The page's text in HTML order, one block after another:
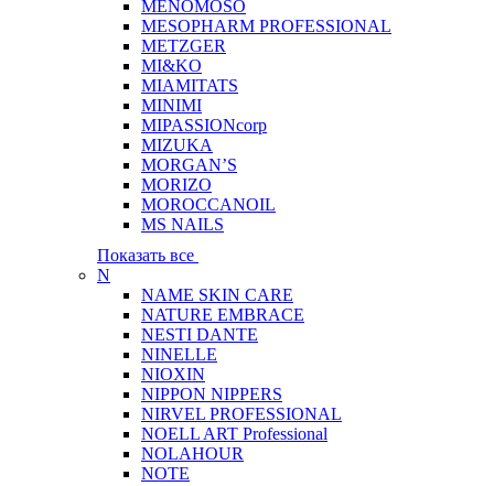
MENOMOSO
MESOPHARM PROFESSIONAL
METZGER
MI&KO
MIAMITATS
MINIMI
MIPASSIONcorp
MIZUKA
MORGAN’S
MORIZO
MOROCCANOIL
MS NAILS
Показать все
N
NAME SKIN CARE
NATURE EMBRACE
NESTI DANTE
NINELLE
NIOXIN
NIPPON NIPPERS
NIRVEL PROFESSIONAL
NOELL ART Professional
NOLAHOUR
NOTE